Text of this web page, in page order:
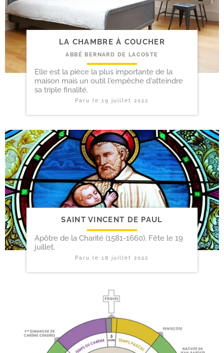
LA CHAMBRE À COUCHER
ABBÉ BERNARD DE LACOSTE
Elle est la pièce la plus importante de la
maison mais un outil l'empêche d'atteindre
sa triple finalité.
Paru le19 juillet 2022
SAINT VINCENT DE PAUL
Apôtre de la Charité (1581-1660). Fête le 19
juillet.
Paru le18 juillet 2022